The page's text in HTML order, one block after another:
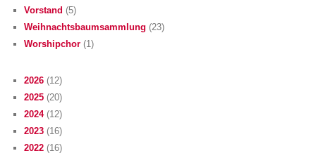
Vorstand (5)
Weihnachtsbaumsammlung (23)
Worshipchor (1)
2026 (12)
2025 (20)
2024(12)
2023 (16)
2022 (16)